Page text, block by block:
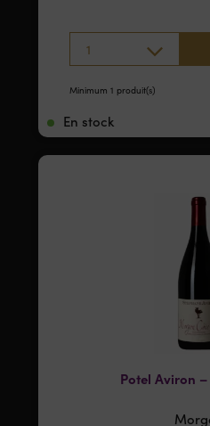
1
Minimum 1 produit(s)
En stock
Potel Aviron